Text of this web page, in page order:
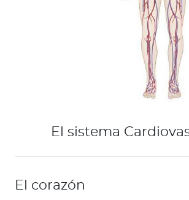
El sistema
El corazón